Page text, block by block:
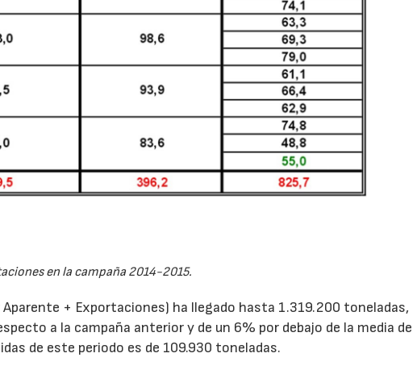
en la campaña 2014-2015.
+ Exportaciones) ha llegado hasta 1.319.200 toneladas,
a la campaña anterior y de un 6% por debajo de la media de
de este periodo es de 109.930 toneladas.